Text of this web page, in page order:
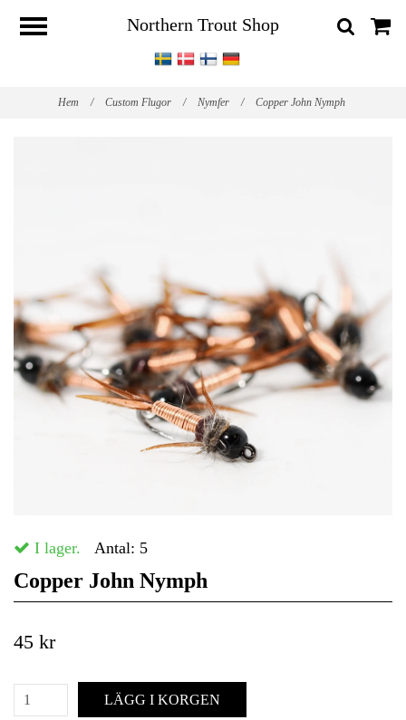
Northern Trout Shop
Hem / Custom Flugor / Nymfer / Copper John Nymph
I lager. Antal: 5
Copper John Nymph
45 kr
LÄGG I KORGEN